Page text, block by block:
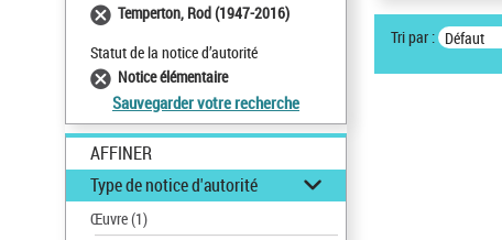
Temperton, Rod (1947-2016)
Statut de la notice d’autorité
Notice élémentaire
Sauvegarder votre recherche
AFFINER
Type de notice d'autorité
Œuvre(1)
Tri par : Défaut